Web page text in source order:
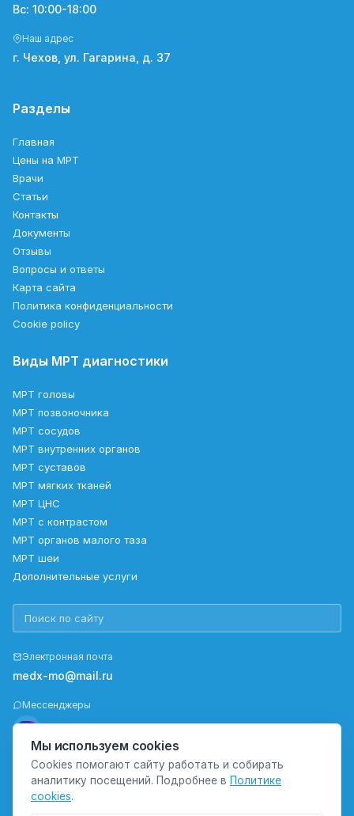
Вс: 10:00-18:00
Наш адрес
г. Чехов, ул. Гагарина, д. 37
Разделы
Главная
Цены на МРТ
Врачи
Статьи
Контакты
Документы
Отзывы
Вопросы и ответы
Карта сайта
Политика конфиденциальности
Cookie policy
Виды МРТ диагностики
МРТ головы
МРТ позвоночника
МРТ сосудов
МРТ внутренних органов
МРТ суставов
МРТ мягких тканей
МРТ ЦНС
МРТ с контрастом
МРТ органов малого таза
МРТ шеи
Дополнительные услуги
Электронная почта
medx-mo@mail.ru
Мессенджеры
Правовая информация
Политика конфиденциальности
Мы используем cookies
Cookies помогают сайту работать и собирать
аналитику посещений. Подробнее в Политике
cookies.